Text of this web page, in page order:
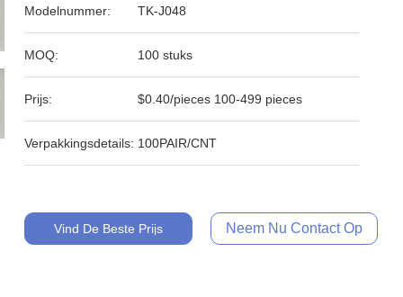
Modelnummer: TK-J048
MOQ: 100 stuks
Prijs: $0.40/pieces 100-499 pieces
Verpakkingsdetails: 100PAIR/CNT
Vind De Beste Prijs Neem Nu Contact Op